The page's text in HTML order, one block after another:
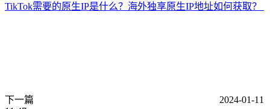
TikTok需要的原生IP是什么？海外独享原生IP地址如何获取？
下一篇
2024-01-11